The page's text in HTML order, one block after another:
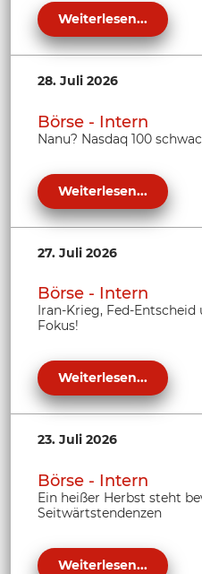
Weiterlesen...
28. Juli 2026
Börse - Intern
Nanu? Nasdaq 100
Weiterlesen...
27. Juli 2026
Börse - Intern
Iran-Krieg, Fed-
Fokus!
Weiterlesen...
23. Juli 2026
Börse - Intern
Ein heißer Herbst steht
Seitwärtstendenzen
Weiterlesen...